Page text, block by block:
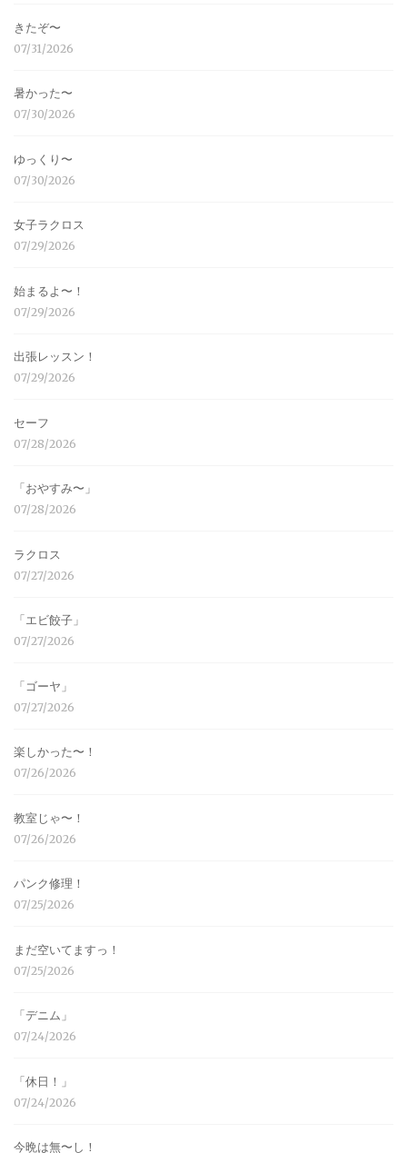
きたぞ〜
07/31/2026
暑かった〜
07/30/2026
ゆっくり〜
07/30/2026
女子ラクロス
07/29/2026
始まるよ〜！
07/29/2026
出張レッスン！
07/29/2026
セーフ
07/28/2026
「おやすみ〜」
07/28/2026
ラクロス
07/27/2026
「エビ餃子」
07/27/2026
「ゴーヤ」
07/27/2026
楽しかった〜！
07/26/2026
教室じゃ〜！
07/26/2026
パンク修理！
07/25/2026
まだ空いてますっ！
07/25/2026
「デニム」
07/24/2026
「休日！」
07/24/2026
今晩は無〜し！